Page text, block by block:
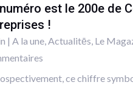
est le 200e de
!
| A la une, Actualitēs Le
ce chiffre